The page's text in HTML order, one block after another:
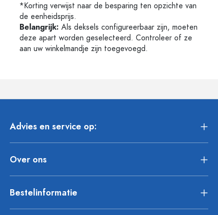
*Korting verwijst naar de besparing ten opzichte van
de eenheidsprijs.
Belangrijk: Als deksels configureerbaar zijn, moeten
deze apart worden geselecteerd. Controleer of ze
aan uw winkelmandje zijn toegevoegd.
Advies en service op:
Over ons
Bestelinformatie